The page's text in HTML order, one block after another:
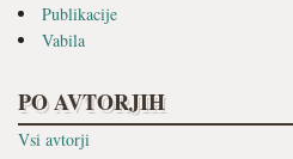
Publikacije
Vabila
PO AVTORJIH
Vsi avtorji